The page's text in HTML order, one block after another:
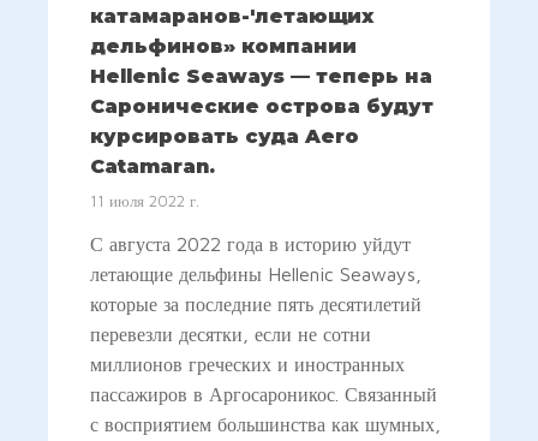
катамаранов-'летающих
дельфинов» компании
Hellenic Seaways — теперь на
Саронические острова будут
курсировать суда Aero
Catamaran.
11 июля 2022 г.
С августа 2022 года в историю уйдут
летающие дельфины Hellenic Seaways,
которые за последние пять десятилетий
перевезли десятки, если не сотни
миллионов греческих и иностранных
пассажиров в Аргосароникос. Связанный
с восприятием большинства как шумных,